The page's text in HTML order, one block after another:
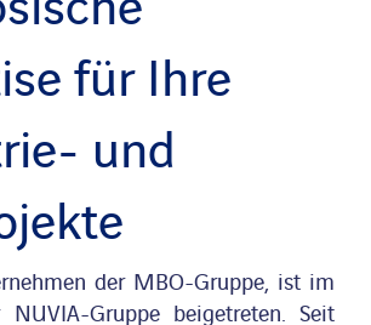
für Ihre
und
der MBO-Gruppe, ist im
Gruppe beigetreten.
Seit